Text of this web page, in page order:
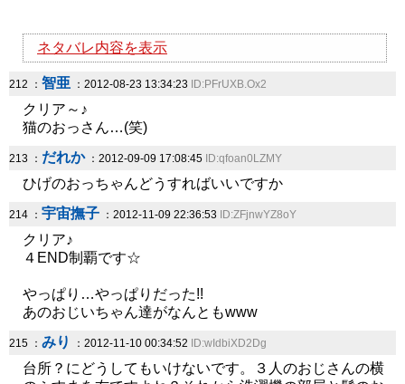
ネタバレ内容を表示
212 ： 智亜 ：2012-08-23 13:34:23 ID:PFrUXB.Ox2
クリア～♪
猫のおっさん…(笑)
213 ： だれか：2012-09-09 17:08:45 ID:qfoan0LZMY
ひげのおっちゃんどうすればいいですか
214 ： 宇宙撫子 ：2012-11-09 22:36:53 ID:ZFjnwYZ8oY
クリア♪
４END制覇です☆
やっぱり…やっぱりだった!!
あのおじいちゃん達がなんともwww
215 ： みり ：2012-11-10 00:34:52 ID:wIdbiXD2Dg
台所？にどうしてもいけないです。３人のおじさんの横